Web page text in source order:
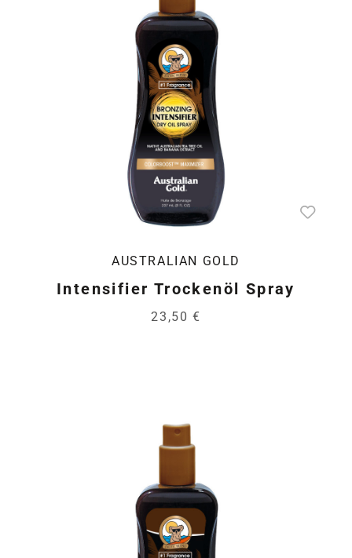
AUSTRALIAN GOLD
Intensifier Trockenöl Spray
23,50 €